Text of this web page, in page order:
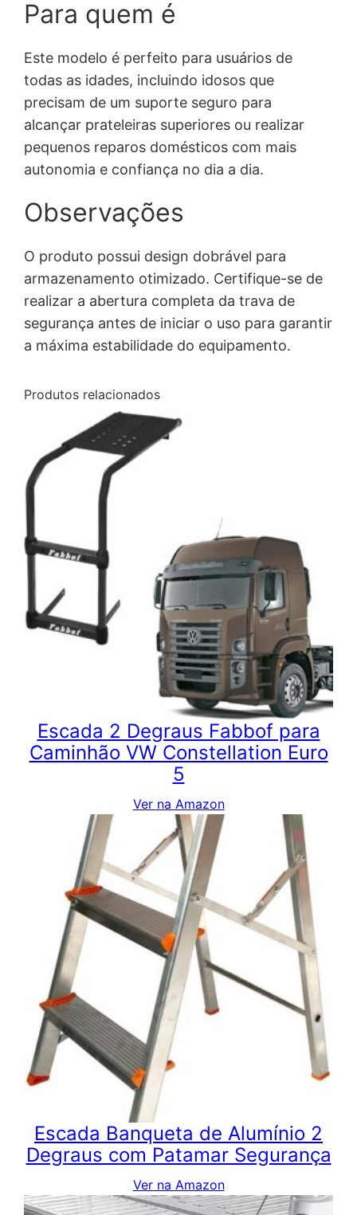
Para quem é
Este modelo é perfeito para usuários de
todas as idades, incluindo idosos que
precisam de um suporte seguro para
alcançar prateleiras superiores ou realizar
pequenos reparos domésticos com mais
autonomia e confiança no dia a dia.
Observações
O produto possui design dobrável para
armazenamento otimizado. Certifique-se de
realizar a abertura completa da trava de
segurança antes de iniciar o uso para garantir
a máxima estabilidade do equipamento.
Produtos relacionados
Escada 2 Degraus Fabbof para
Caminhão VW Constellation Euro
5
Ver na Amazon
Escada Banqueta de Alumínio 2
Degraus com Patamar Segurança
Ver na Amazon